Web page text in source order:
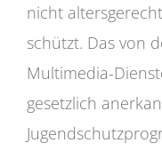
nicht
schützt. Das von
Multimedia-
gesetzlich